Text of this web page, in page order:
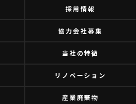
採用情報
協力会社募集
当社の特徴
リノベーション
産業廃棄物